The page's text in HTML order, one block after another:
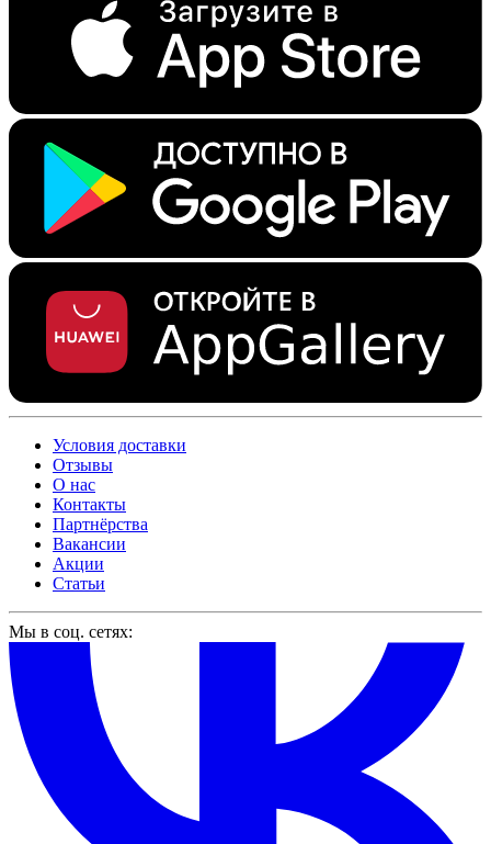
Условия доставки
Отзывы
О нас
Контакты
Партнёрства
Вакансии
Акции
Статьи
Мы в соц. сетях: